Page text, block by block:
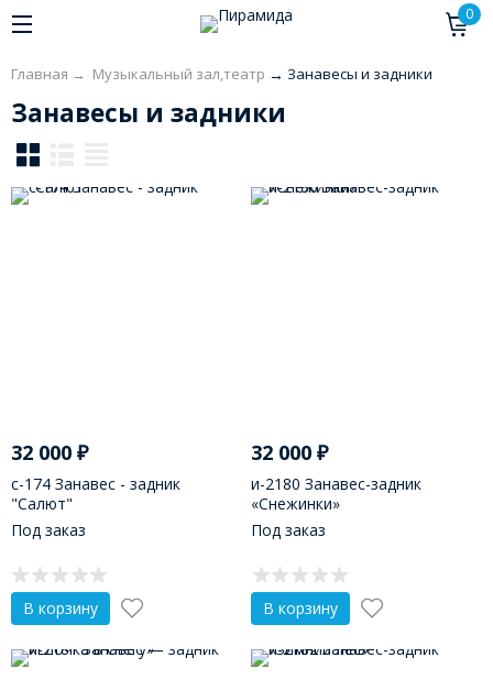
0
Главная → Музыкальный зал,театр → Занавесы и задники
Занавесы и задники
32 000 ₽
с-174 Занавес - задник
"Салют"
Под заказ
В корзину
32 000₽
и-2180 Занавес-задник
«Снежинки»
Под заказ
В корзину